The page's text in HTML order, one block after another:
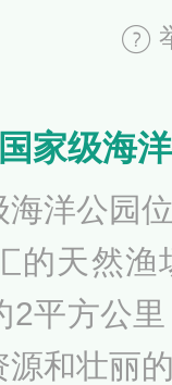
家级海
洋公园
的天然
2平方公
和壮丽